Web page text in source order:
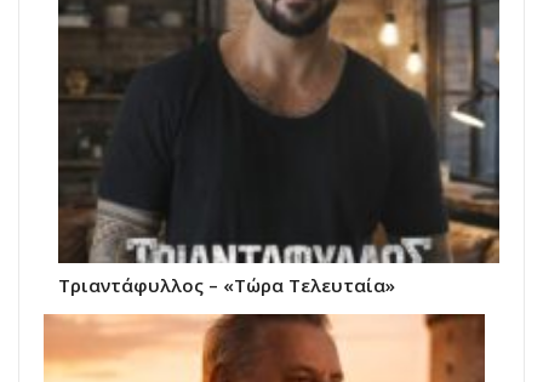
Τριαντάφυλλος – «Τώρα Τελευταία»